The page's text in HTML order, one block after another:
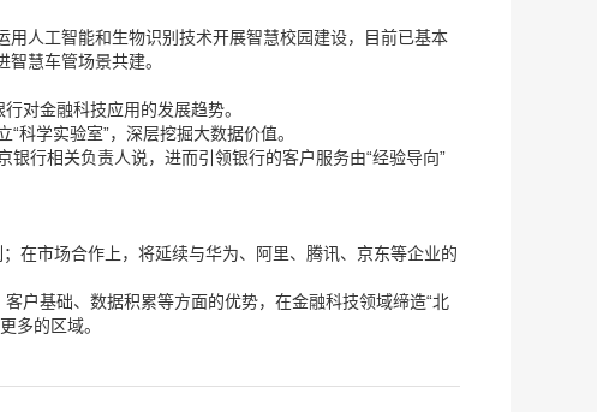
人工智能和生物识别技术开展智慧校园建设，目前已基本
慧车管场景共建。
对金融科技应用的发展趋势。
科学实验室”，深层挖掘大数据价值。
银行相关负责人说，进而引领银行的客户服务由“经验导向”
在市场合作上，将延续与华为、阿里、腾讯、京东等企业的
户基础、数据积累等方面的优势，在金融科技领域缔造“北
多的区域。